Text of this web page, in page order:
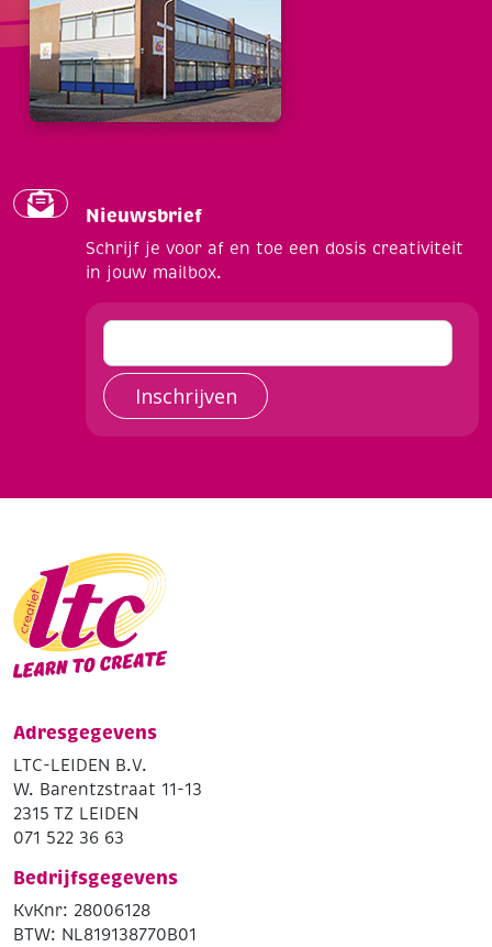
Nieuwsbrief
Schrijf je voor af en toe een dosis creativiteit
in jouw mailbox.
Inschrijven
Adresgegevens
LTC-LEIDEN B.V.
W. Barentzstraat 11-13
2315 TZ LEIDEN
071 522 36 63
Bedrijfsgegevens
KvKnr: 28006128
BTW: NL819138770B01